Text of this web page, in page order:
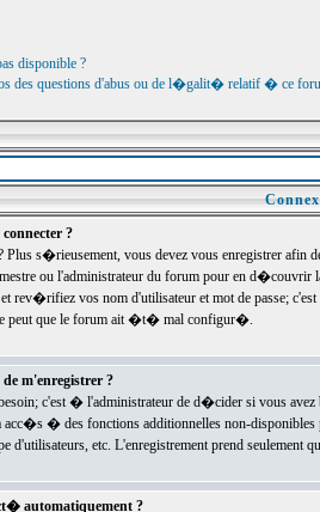
disponible ?
des questions d'abus ou de l�galit� relatif � ce
?
s�rieusement, vous devez vous enregistrer
ou l'administrateur du forum pour en
rev�rifiez vos nom d'utilisateur et mot de passe;
peut que le forum ait �t� mal configur�.
m'enregistrer ?
c'est � l'administrateur de d�cider si vous
acc�s � des fonctions additionnelles non-
etc. L'enregistrement prend seulement
automatiquement ?